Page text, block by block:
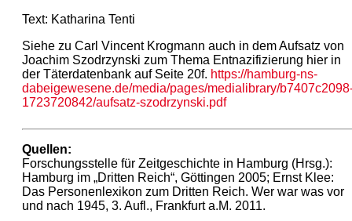
Text: Katharina Tenti
Siehe zu Carl Vincent Krogmann auch in dem Aufsatz von
Joachim Szodrzynski zum Thema Entnazifizierung hier in
der Täterdatenbank auf Seite 20f. https://hamburg-ns-
dabeigewesene.de/media/pages/medialibrary/
1723720842/aufsatz-szodrzynski.pdf
Quellen:
Forschungsstelle für Zeitgeschichte in Hamburg (Hrsg.):
Hamburg im „Dritten Reich“, Göttingen 2005; Ernst Klee:
Das Personenlexikon zum Dritten Reich. Wer war was vor
und nach 1945, 3. Aufl., Frankfurt a.M. 2011.